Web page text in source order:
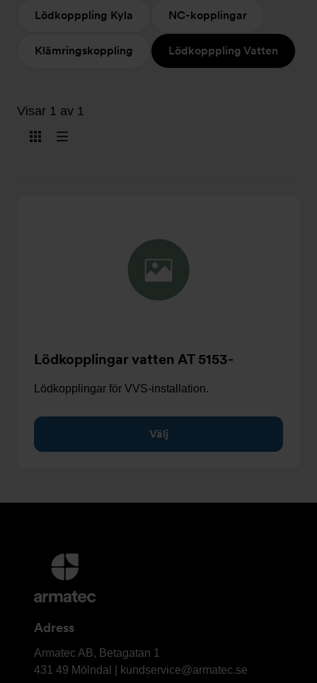
Lödkopppling Kyla NC-kopplingar
Klämringskoppling Lödkopppling Vatten
Visar 1 av 1
Visa
Visa
Lödkopplingar vatten AT 5153-
Lödkopplingar för VVS-installation.
Välj
Ytterligare
information
och
Adress
Armatec
AB
Armatec AB, Betagatan 1
431 49 Mölndal |
kundservice@armatec.se